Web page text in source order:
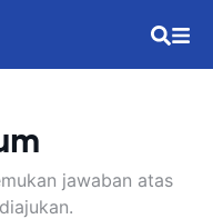
jawaban atas